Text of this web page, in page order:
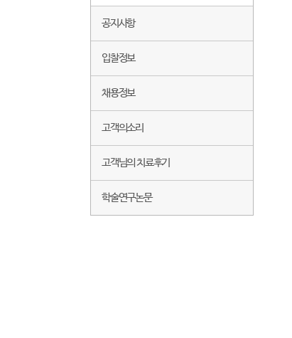
공지사항
입찰정보
채용정보
고객의소리
고객님의 치료후기
학술연구논문